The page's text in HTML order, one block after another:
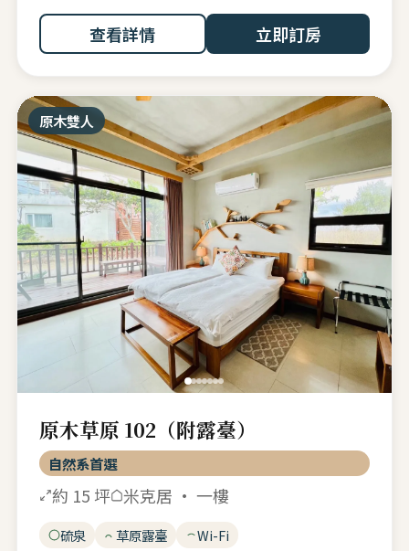
查看詳情 立即訂房
原木雙人
原木草原 102（附露臺）
自然系首選
約 15 坪 米克居 · 一樓
硫泉 草原露臺 Wi-Fi